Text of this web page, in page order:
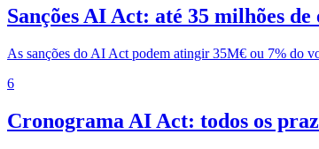
Sanções AI Act: até 35 milhões de
As sanções do AI Act podem atingir 35M€ ou 7% do
6
Cronograma AI Act: todos os